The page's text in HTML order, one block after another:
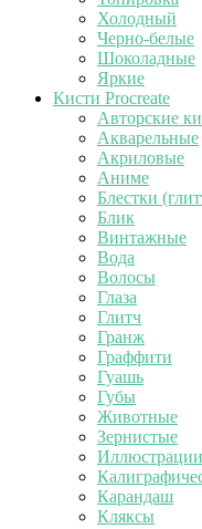
Холодный
Черно-белые
Шоколадные
Яркие
Кисти Procreate
Авторские
Акварельные
Акриловые
Аниме
Блестки
Блик
Винтажные
Вода
Волосы
Глаза
Глитч
Гранж
Граффити
Гуашь
Губы
Животные
Зернистые
Иллюстрации
Карандаш
Кляксы